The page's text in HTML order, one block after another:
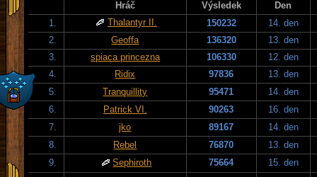
Hráč Výsledek
Den
1.
Thalantyr II. 150232
14. den
2.
Geoffa 136320
13. den
3.
spiaca princezna 106330
12. den
4.
Ridix 97836
13. den
5.
Tranquillity 95471
14. den
6.
Patrick VI. 90263
16. den
7.
jko 89167
14. den
8.
Rebel 76870
13. den
9.
Sephiroth 75664
15. den